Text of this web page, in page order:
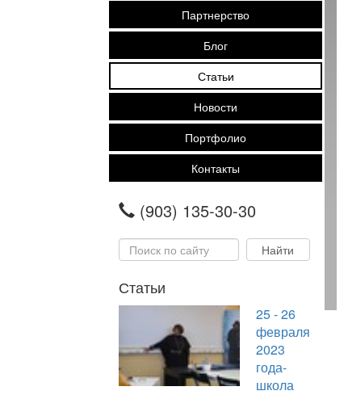
Партнерство
Блог
Статьи
Новости
Портфолио
Контакты
(903) 135-30-30
Статьи
25 - 26
февраля
2023
года-
школа